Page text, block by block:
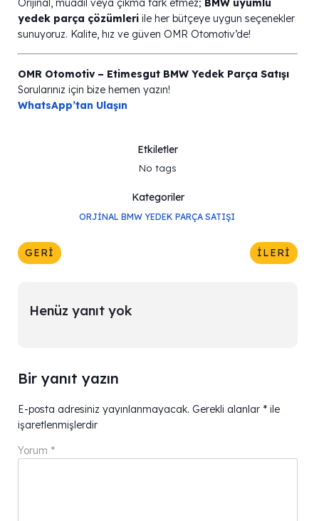
Orijinal, muadil veya çıkma fark etmez; BMW uyumlu
yedek parça çözümleri ile her bütçeye uygun seçenekler
sunuyoruz. Kalite, hız ve güven OMR Otomotiv’de!
OMR Otomotiv – Etimesgut BMW Yedek Parça Satışı
Sorularınız için bize hemen yazın!
WhatsApp’tan Ulaşın
Etkiletler
No tags
Kategoriler
ORJINAL BMW YEDEK PARÇA SATIŞI
GERI İLERI
Henüz yanıt yok
Bir yanıt yazın
E-posta adresiniz yayınlanmayacak. Gerekli alanlar * ile
işaretlenmişlerdir
Yorum *